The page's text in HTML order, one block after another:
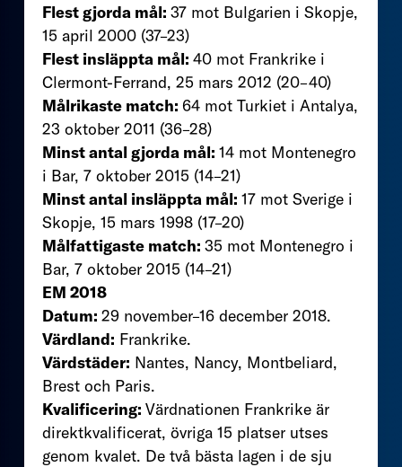
Flest gjorda mål: 37 mot Bulgarien i Skopje,
15 april 2000 (37–23)
Flest insläppta mål: 40 mot Frankrike i
Clermont-Ferrand, 25 mars 2012 (20–40)
Målrikaste match: 64 mot Turkiet i Antalya,
23 oktober 2011 (36–28)
Minst antal gjorda mål: 14 mot Montenegro
i Bar, 7 oktober 2015 (14–21)
Minst antal insläppta mål: 17 mot Sverige i
Skopje, 15 mars 1998 (17–20)
Målfattigaste match: 35 mot Montenegro i
Bar, 7 oktober 2015 (14–21)
EM 2018
Datum: 29 november–16 december 2018.
Värdland: Frankrike.
Värdstäder: Nantes, Nancy, Montbeliard,
Brest och Paris.
Kvalificering: Värdnationen Frankrike är
direktkvalificerat, övriga 15 platser utses
genom kvalet. De två bästa lagen i de sju